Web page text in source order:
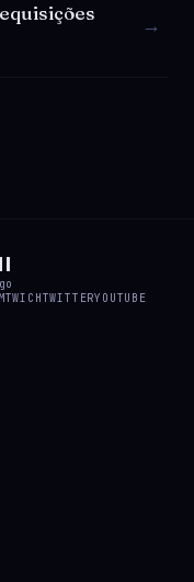
→
TWICHTWITTERYOUTUBE